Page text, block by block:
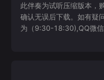
此伴奏为试听压缩版本，
确认无误后下载。如有疑
为（9:30-18:30),QQ微